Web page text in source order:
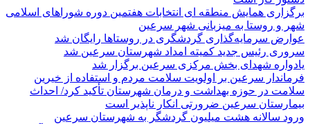
برگزاری همایش منطقه ای انتخابات هفتمین دوره شوراهای اسلامی
شهر و روستا به میزبانی شهر سرعین
عوارض سرمایه‌گذاری گردشگری در روستاها رایگان شد
سروری رئیس جدید کمیته امداد شهرستان سرعین شد
یادواره شهدای بخش مرکزی سرعین برگزار شد
فرماندار سرعین بر اولویت سلامت مردم و استفاده از خیرین
سلامت در حوزه بهداشت و درمان شهرستان تأکید کرد/ احداث
بیمارستان سرعین ضرورتی انکار ناپذیر است
ورود سالانه هشت میلیون گردشگر به شهرستان سرعین